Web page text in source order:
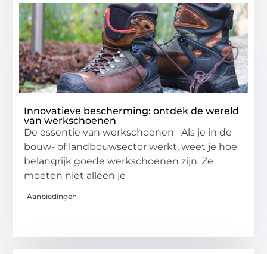
Innovatieve bescherming: ontdek de wereld
van werkschoenen
De essentie van werkschoenen Als je in de
bouw- of landbouwsector werkt, weet je hoe
belangrijk goede werkschoenen zijn. Ze
moeten niet alleen je
Aanbiedingen